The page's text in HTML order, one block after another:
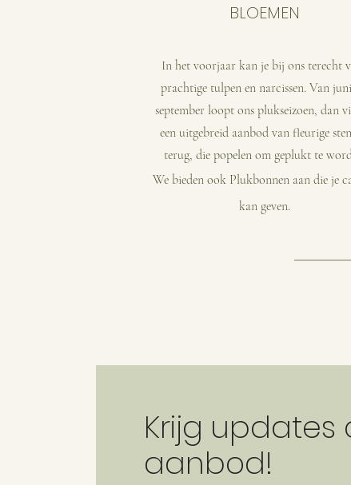
BLOEMEN
In het voorjaar kan je bij ons terecht
prachtige tulpen en narcissen. Van
september loopt ons plukseizoen, dan
een uitgebreid aanbod van fleurige
terug, die popelen om geplukt te
We bieden ook Plukbonnen aan die je
kan geven.
Krijg updates
aanbod!